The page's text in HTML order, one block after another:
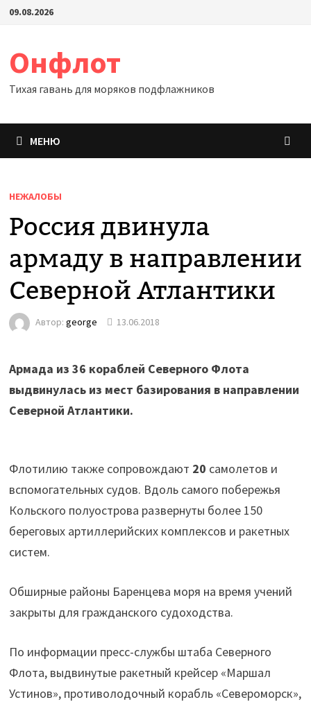
Перейти
09.08.2026
Онфлот
Тихая гавань для моряков подфлажников
МЕНЮ
НЕЖАЛОБЫ
Россия двинула
армаду в направлении
Северной Атлантики
Автор: george 13.06.2018
Армада из 36 кораблей Северного Флота
выдвинулась из мест базирования в направлении
Северной Атлантики.
Флотилию также сопровождают 20 самолетов и
вспомогательных судов. Вдоль самого побережья
Кольского полуострова развернуты более 150
береговых артиллерийских комплексов и ракетных
систем.
Обширные районы Баренцева моря на время учений
закрыты для гражданского судоходства.
По информации пресс-службы штаба Северного
Флота, выдвинутые ракетный крейсер «Маршал
Устинов», противолодочный корабль «Североморск»,